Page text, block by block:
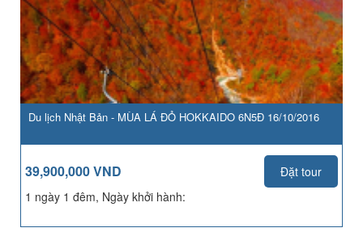
Du lịch Nhật Bản - MÙA LÁ ĐỎ HOKKAIDO 6N5Đ 16/10/2016
39,900,000 VND
Đặt tour
1 ngày 1 đêm, Ngày khởi hành: